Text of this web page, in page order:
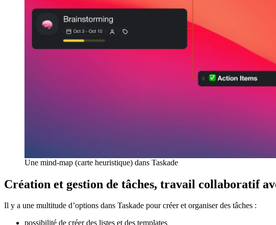
Une mind-map (carte heuristique) dans Taskade
Création et gestion de tâches, travail collaboratif
Il y a une multitude d’options dans Taskade pour créer et organiser des tâches :
possibilité de créer des listes et des templates